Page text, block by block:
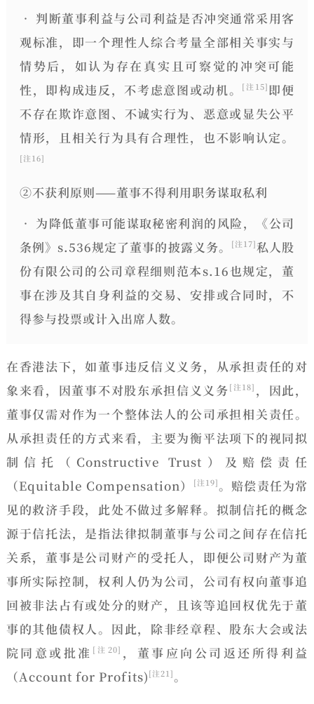
• 判断董事利益与公司利益是否冲突通常采用客
观标准，即一个理性人综合考量全部相关事实与
情势后，如认为存在真实且可察觉的冲突可能
性，即构成违反，不考虑意图或动机。
[注15]即便
不存在欺诈意图、不诚实行为、恶意或显失公平
情形，且相关行为具有合理性，也不影响认定。
[注16]
②不获利原则——董事不得利用职务谋取私利
• 为降低董事可能谋取秘密利润的风险，《公司
条例》s.536规定了董事的披露义务。 [注17]私人股
份有限公司的公司章程细则范本s.16也规定，董
事在涉及其自身利益的交易、安排或合同时， 不
得参与投票或计入出席人数。
在香港法下，如董事违反信义义务，从承担责任的对
象来看，因董事不对股东承担信义义务[注18] ，因此，
董事仅需对作为一个整体法人的公司承担相关责任。
从承担责任的方式来看， 主要为衡平法项下的视同拟
制信托
（Constructive Trust）及赔偿责任
（Equitable Compensation）
[注19]。赔偿责任为常
见的救济手段，此处不做过多解释。拟制信托的概念
源于信托法，是指法律拟制董事与公司之间存在信托
关系，董事是公司财产的受托人，即便公司财产为董
事所实际控制，权利人仍为公司，公司有权向董事追
回被非法占有或处分的财产，且该等追回权优先于董
事的其他债权人。因此，除非经章程、股东大会或法
院同意或批准 [注20] ，董事应向公司返还所得利益
（Account for Profits)[注21]。